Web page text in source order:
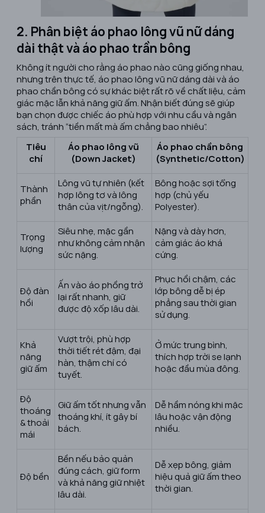
2. Phân biệt áo phao lông vũ nữ dáng
dài thật và áo phao trần bông
Không ít người cho rằng áo phao nào cũng giống nhau,
nhưng trên thực tế, áo phao lông vũ nữ dáng dài và áo
phao chần bông có sự khác biệt rất rõ về chất liệu, cảm
giác mặc lẫn khả năng giữ ấm. Nhận biết đúng sẽ giúp
bạn chọn được chiếc áo phù hợp với nhu cầu và ngân
sách, tránh “tiền mất mà ấm chẳng bao nhiêu”.
Tiêu
chí
Áo phao lông vũ
(Down Jacket)
Áo phao chần bông
(Synthetic/Cotton)
Thành
phần
Lông vũ tự nhiên (kết
hợp lông tơ và lông
thân của vịt/ngỗng).
Bông hoặc sợi tổng
hợp (chủ yếu
Polyester).
Trọng
lượng
Siêu nhẹ, mặc gần
như không cảm nhận
sức nặng.
Nặng và dày hơn,
cảm giác áo khá
cứng.
Độ đàn
hồi
Ấn vào áo phồng trở
lại rất nhanh, giữ
được độ xốp lâu dài.
Phục hồi chậm, các
lớp bông dễ bị ép
phẳng sau thời gian
sử dụng.
Khả
năng
giữ ấm
Vượt trội, phù hợp
thời tiết rét đậm, đại
hàn, thậm chí có
tuyết.
Ở mức trung bình,
thích hợp trời se lạnh
hoặc đầu mùa đông.
Độ
thoáng
& thoải
mái
Giữ ấm tốt nhưng vẫn
thoáng khí, ít gây bí
bách.
Dễ hầm nóng khi mặc
lâu hoặc vận động
nhiều.
Độ bền
Bền nếu bảo quản
đúng cách, giữ form
và khả năng giữ nhiệt
lâu dài.
Dễ xẹp bông, giảm
hiệu quả giữ ấm theo
thời gian.